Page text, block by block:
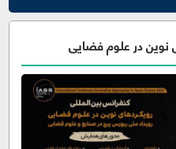
نوین در علوم فضایی